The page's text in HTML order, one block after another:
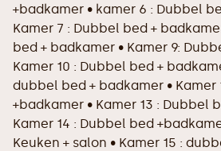
+badkamer • kamer 6 : Dubbel
Kamer 7 : Dubbel bed +
bed + badkamer • Kamer 9:
Kamer 10 : Dubbel bed +
dubbel bed + badkamer • Kamer
+badkamer • Kamer 13 : Dubbel
Kamer 14 : Dubbel bed
Keuken + salon • Kamer 15 :